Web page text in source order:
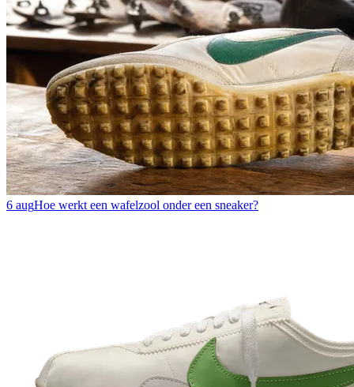
6 augHoe werkt een wafelzool onder een sneaker?